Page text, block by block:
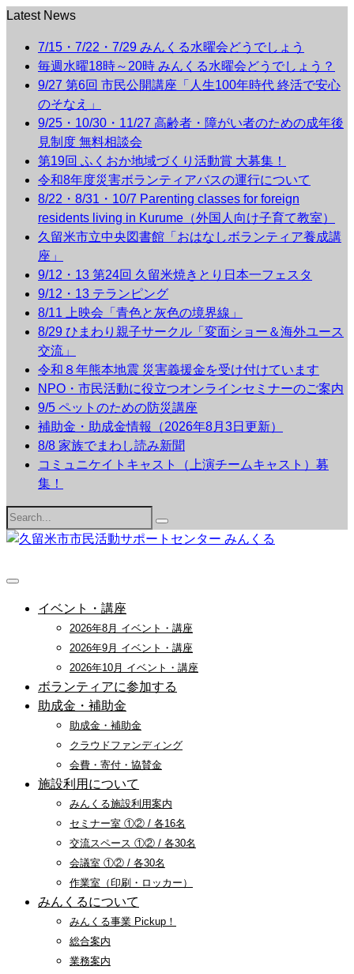
Latest News
7/15・7/22・7/29 みんくる水曜会どうでしょう
毎週水曜18時～20時 みんくる水曜会どうでしょう？
9/27 第6回 市民公開講座「人生100年時代 終活で安心
のそなえ」
9/25・10/30・11/27 高齢者・障がい者のための成年後
見制度 無料相談会
第19回 ふくおか地域づくり活動賞 大募集！
令和8年度災害ボランティアバスの運行について
8/22・8/31・10/7 Parenting classes for foreign
residents living in Kurume（外国人向け子育て教室）
久留米市立中央図書館「おはなしボランティア養成講
座」
9/12・13 第24回 久留米焼きとり日本一フェスタ
9/12・13 テランピング
8/11 上映会「青色と灰色の境界線」
8/29 ひまわり親子サークル「変面ショー＆海外ユース
交流」
令和８年熊本地震 災害義援金を受け付けています
NPO・市民活動に役立つオンラインセミナーのご案内
9/5 ペットのための防災講座
補助金・助成金情報（2026年8月3日更新）
8/8 家族でまわし読み新聞
コミュニケイトキャスト（上演チームキャスト）募
集！
Search
for:
イベント・講座
2026年8月 イベント・講座
2026年9月 イベント・講座
2026年10月 イベント・講座
ボランティアに参加する
助成金・補助金
助成金・補助金
クラウドファンディング
会費・寄付・協賛金
施設利用について
みんくる施設利用案内
セミナー室 ①② / 各16名
交流スペース ①② / 各30名
会議室 ①② / 各30名
作業室（印刷・ロッカー）
みんくるについて
みんくる事業 Pickup！
総合案内
業務案内